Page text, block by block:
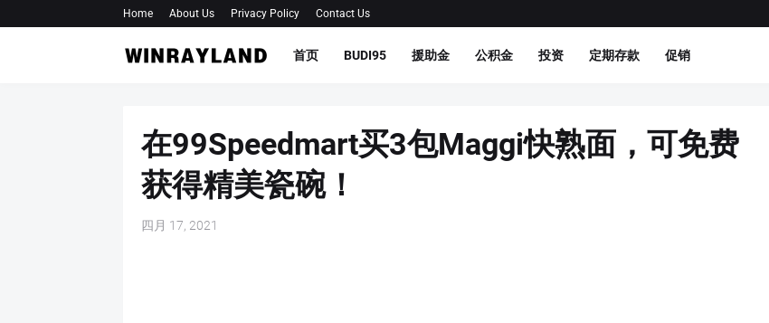
Home About Us Privacy Policy Contact Us
首页 BUDI95 援助金 公积金 投资 定期存款 促销
在99Speedmart买3包Maggi快熟面，可免费
获得精美瓷碗！
四月 17, 2021